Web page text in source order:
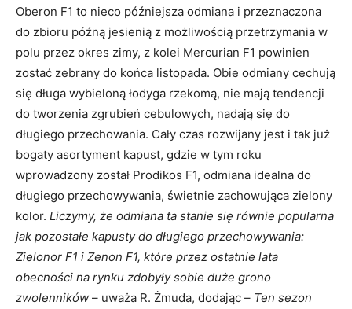
Oberon F1 to nieco późniejsza odmiana i przeznaczona
do zbioru późną jesienią z możliwością przetrzymania w
polu przez okres zimy, z kolei Mercurian F1 powinien
zostać zebrany do końca listopada. Obie odmiany cechują
się długa wybieloną łodyga rzekomą, nie mają tendencji
do tworzenia zgrubień cebulowych, nadają się do
długiego przechowania. Cały czas rozwijany jest i tak już
bogaty asortyment kapust, gdzie w tym roku
wprowadzony został Prodikos F1, odmiana idealna do
długiego przechowywania, świetnie zachowująca zielony
kolor. Liczymy, że odmiana ta stanie się równie popularna
jak pozostałe kapusty do długiego przechowywania:
Zielonor F1 i Zenon F1, które przez ostatnie lata
obecności na rynku zdobyły sobie duże grono
zwolenników – uważa R. Żmuda, dodając – Ten sezon